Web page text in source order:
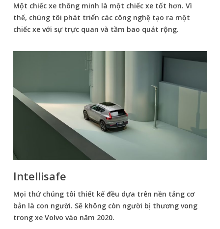
Một chiếc xe thông minh là một chiếc xe tốt hơn. Vì
thế, chúng tôi phát triển các công nghệ tạo ra một
chiếc xe với sự trực quan và tầm bao quát rộng.
Intellisafe
Mọi thứ chúng tôi thiết kế đều dựa trên nền tảng cơ
bản là con người. Sẽ không còn người bị thương vong
trong xe Volvo vào năm 2020.